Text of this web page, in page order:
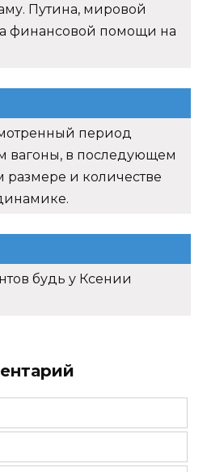
Путина, мировой
финансовой помощи на
период
вагоны, в последующем
и количестве
будь у Ксении